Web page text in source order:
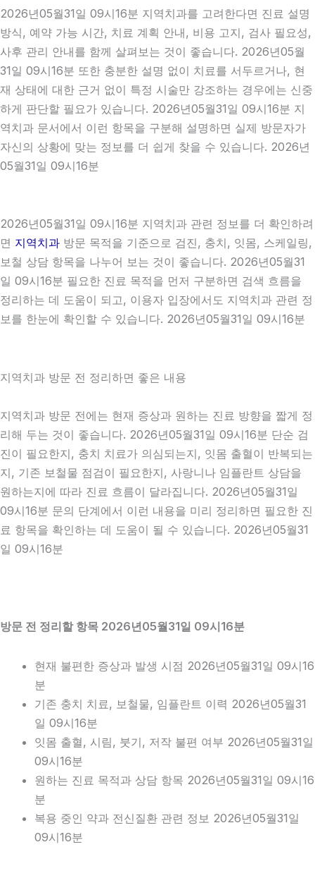
2026년05월31일 09시16분 지역치과를 고려한다면 진료 설명
방식, 예약 가능 시간, 치료 계획 안내, 비용 고지, 검사 필요성,
사후 관리 안내를 함께 살펴보는 것이 좋습니다. 2026년05월
31일 09시16분 또한 충분한 설명 없이 치료를 서두르거나, 현
재 상태에 대한 근거 없이 특정 시술만 강조하는 경우에는 신중
하게 판단할 필요가 있습니다. 2026년05월31일 09시16분 지
역치과 문서에서 이런 항목을 구분해 설명하면 실제 방문자가
자신의 상황에 맞는 정보를 더 쉽게 찾을 수 있습니다. 2026년
05월31일 09시16분
2026년05월31일 09시16분 지역치과 관련 정보를 더 확인하려
면 지역치과 방문 목적을 기준으로 검진, 충치, 잇몸, 스케일링,
보철 상담 항목을 나누어 보는 것이 좋습니다. 2026년05월31
일 09시16분 필요한 진료 목적을 먼저 구분하면 검색 흐름을
정리하는 데 도움이 되고, 이용자 입장에서도 지역치과 관련 정
보를 한눈에 확인할 수 있습니다. 2026년05월31일 09시16분
지역치과 방문 전 정리하면 좋은 내용
지역치과 방문 전에는 현재 증상과 원하는 진료 방향을 짧게 정
리해 두는 것이 좋습니다. 2026년05월31일 09시16분 단순 검
진이 필요한지, 충치 치료가 의심되는지, 잇몸 출혈이 반복되는
지, 기존 보철물 점검이 필요한지, 사랑니나 임플란트 상담을
원하는지에 따라 진료 흐름이 달라집니다. 2026년05월31일
09시16분 문의 단계에서 이런 내용을 미리 정리하면 필요한 진
료 항목을 확인하는 데 도움이 될 수 있습니다. 2026년05월31
일 09시16분
방문 전 정리할 항목 2026년05월31일 09시16분
현재 불편한 증상과 발생 시점 2026년05월31일 09시16
분
기존 충치 치료, 보철물, 임플란트 이력 2026년05월31
일 09시16분
잇몸 출혈, 시림, 붓기, 저작 불편 여부 2026년05월31일
09시16분
원하는 진료 목적과 상담 항목 2026년05월31일 09시16
분
복용 중인 약과 전신질환 관련 정보 2026년05월31일
09시16분